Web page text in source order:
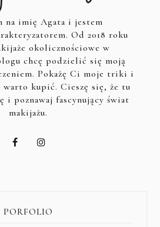
na imię Agata i jestem
Od 2018 roku
okolicznościowe w
chcę podzielić się moją
Pokażę Ci moje triki i
kupić. Cieszę się, że tu
i poznawaj fascynujący świat
makijażu.
PORFOLIO